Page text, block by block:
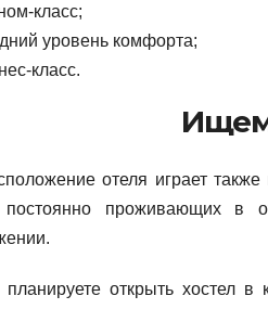
класс;
уровень комфорта;
класс.
отеля играет
постоянно проживающих в
открыть хостел в